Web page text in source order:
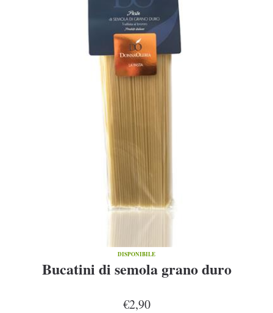
DISPONIBILE
Bucatini di semola grano duro
€2,90